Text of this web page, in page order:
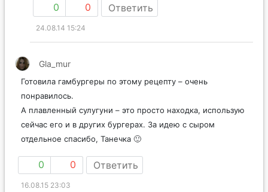
0 0 Ответить
24.08.14 15:24
Gla_mur
Готовила гамбургеры по этому рецепту – очень
понравилось.
А плавленный сулугуни – это просто находка, использую
сейчас его и в других бургерах. За идею с сыром
отдельное спасибо, Танечка 🙂
0 0 Ответить
16.08.15 23:03